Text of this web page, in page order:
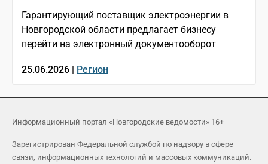
Гарантирующий поставщик электроэнергии в
Новгородской области предлагает бизнесу
перейти на электронный документооборот
25.06.2026 | Регион
Информационный портал «Новгородские ведомости» 16+
Зарегистрирован Федеральной службой по надзору в сфере
связи, информационных технологий и массовых коммуникаций.